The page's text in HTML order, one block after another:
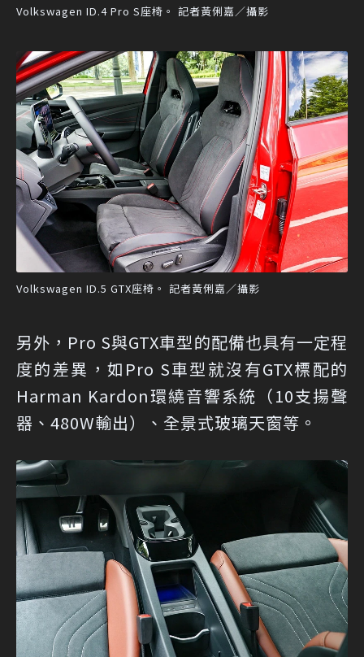
Volkswagen ID.4 Pro S座椅。 記者黃俐嘉／攝影
Volkswagen ID.5 GTX座椅。 記者黃俐嘉／攝影
另外，Pro S與GTX車型的配備也具有一定程
度的差異，如Pro S車型就沒有GTX標配的
Harman Kardon環繞音響系統（10支揚聲
器、480W輸出）、全景式玻璃天窗等。